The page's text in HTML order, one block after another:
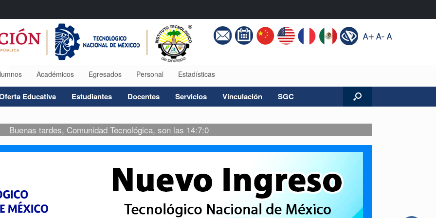
Académicos Egresados Personal Estadísticas
Educativa Estudiantes Docentes Servicios Vinculación SGC
Buenas tardes, Comunidad Tecnológica, son las 14:7:0